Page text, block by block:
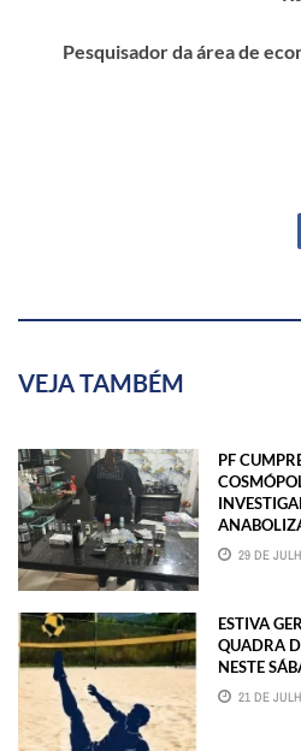
Pesquisador da área de
VEJA TAMBÉM
PF
29 DE
ESTIVA
QUADRA
NESTE
21 DE